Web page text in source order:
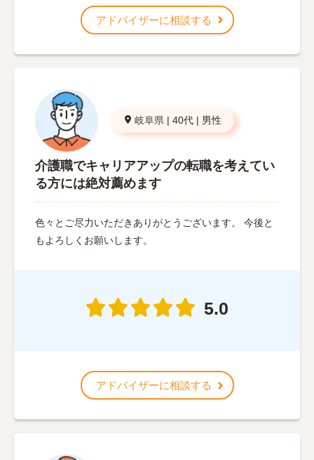
アドバイザーに相談する
岐阜県 | 40代 | 男性
介護職でキャリアアップの転職を考えてい
る方には絶対薦めます
色々とご尽力いただきありがとうございます。 今後と
もよろしくお願いします。
5.0
アドバイザーに相談する